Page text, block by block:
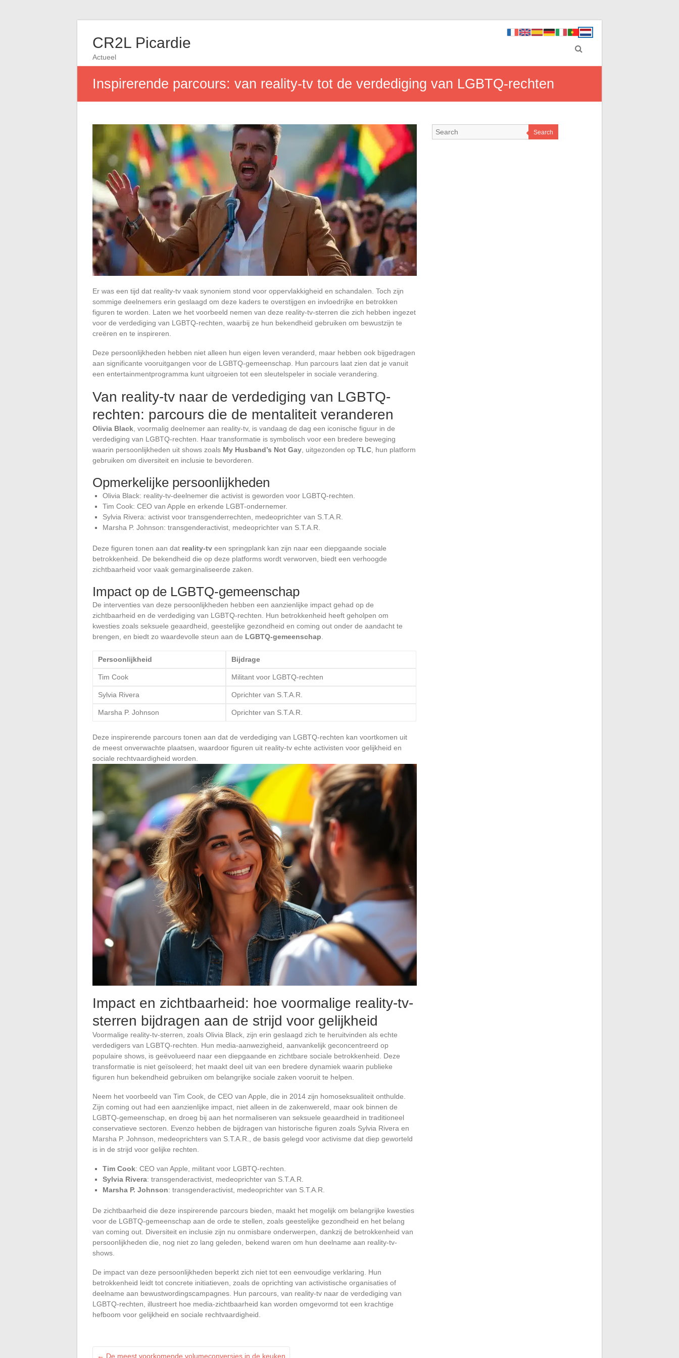
CR2L Picardie
Actueel
Inspirerende parcours: van reality-tv tot de verdediging van LGBTQ-rechten
Er was een tijd dat reality-tv vaak synoniem stond voor oppervlakkigheid en schandalen. Toch zijn
sommige deelnemers erin geslaagd om deze kaders te overstijgen en invloedrijke en betrokken
figuren te worden. Laten we het voorbeeld nemen van deze reality-tv-sterren die zich hebben ingezet
voor de verdediging van LGBTQ-rechten, waarbij ze hun bekendheid gebruiken om bewustzijn te
creëren en te inspireren.
Deze persoonlijkheden hebben niet alleen hun eigen leven veranderd, maar hebben ook bijgedragen
aan significante vooruitgangen voor de LGBTQ-gemeenschap. Hun parcours laat zien dat je vanuit
een entertainmentprogramma kunt uitgroeien tot een sleutelspeler in sociale verandering.
Van reality-tv naar de verdediging van LGBTQ-
rechten: parcours die de mentaliteit veranderen
Olivia Black , voormalig deelnemer aan reality-tv, is vandaag de dag een iconische figuur in de
verdediging van LGBTQ-rechten. Haar transformatie is symbolisch voor een bredere beweging
waarin persoonlijkheden uit shows zoals My Husband’s Not Gay , uitgezonden op TLC , hun platform
gebruiken om diversiteit en inclusie te bevorderen.
Opmerkelijke persoonlijkheden
Olivia Black: reality-tv-deelnemer die activist is geworden voor LGBTQ-rechten.
Tim Cook: CEO van Apple en erkende LGBT-ondernemer.
Sylvia Rivera: activist voor transgenderrechten, medeoprichter van S.T.A.R.
Marsha P. Johnson: transgenderactivist, medeoprichter van S.T.A.R.
Deze figuren tonen aan dat reality-tv een springplank kan zijn naar een diepgaande sociale
betrokkenheid. De bekendheid die op deze platforms wordt verworven, biedt een verhoogde
zichtbaarheid voor vaak gemarginaliseerde zaken.
Impact op de LGBTQ-gemeenschap
De interventies van deze persoonlijkheden hebben een aanzienlijke impact gehad op de
zichtbaarheid en de verdediging van LGBTQ-rechten. Hun betrokkenheid heeft geholpen om
kwesties zoals seksuele geaardheid, geestelijke gezondheid en coming out onder de aandacht te
brengen, en biedt zo waardevolle steun aan de LGBTQ-gemeenschap
Persoonlijkheid Bijdrage
Tim Cook Militant voor LGBTQ-rechten
Sylvia Rivera Oprichter van S.T.A.R.
Marsha P. Johnson Oprichter van S.T.A.R.
Deze inspirerende parcours tonen aan dat de verdediging van LGBTQ-rechten kan voortkomen uit
de meest onverwachte plaatsen, waardoor figuren uit reality-tv echte activisten voor gelijkheid en
sociale rechtvaardigheid worden.
Impact en zichtbaarheid: hoe voormalige reality-tv-
sterren bijdragen aan de strijd voor gelijkheid
Voormalige reality-tv-sterren, zoals Olivia Black, zijn erin geslaagd zich te heruitvinden als echte
verdedigers van LGBTQ-rechten. Hun media-aanwezigheid, aanvankelijk geconcentreerd op
populaire shows, is geëvolueerd naar een diepgaande en zichtbare sociale betrokkenheid. Deze
transformatie is niet geïsoleerd; het maakt deel uit van een bredere dynamiek waarin publieke
figuren hun bekendheid gebruiken om belangrijke sociale zaken vooruit te helpen.
Neem het voorbeeld van Tim Cook, de CEO van Apple, die in 2014 zijn homoseksualiteit onthulde.
Zijn coming out had een aanzienlijke impact, niet alleen in de zakenwereld, maar ook binnen de
LGBTQ-gemeenschap, en droeg bij aan het normaliseren van seksuele geaardheid in traditioneel
conservatieve sectoren. Evenzo hebben de bijdragen van historische figuren zoals Sylvia Rivera en
Marsha P. Johnson, medeoprichters van S.T.A.R., de basis gelegd voor activisme dat diep geworteld
is in de strijd voor gelijke rechten.
Tim Cook: CEO van Apple, militant voor LGBTQ-rechten.
Sylvia Rivera: transgenderactivist, medeoprichter van S.T.A.R.
Marsha P. Johnson: transgenderactivist, medeoprichter van S.T.A.R.
De zichtbaarheid die deze inspirerende parcours bieden, maakt het mogelijk om belangrijke kwesties
voor de LGBTQ-gemeenschap aan de orde te stellen, zoals geestelijke gezondheid en het belang
van coming out. Diversiteit en inclusie zijn nu onmisbare onderwerpen, dankzij de betrokkenheid van
persoonlijkheden die, nog niet zo lang geleden, bekend waren om hun deelname aan reality-tv-
shows.
De impact van deze persoonlijkheden beperkt zich niet tot een eenvoudige verklaring. Hun
betrokkenheid leidt tot concrete initiatieven, zoals de oprichting van activistische organisaties of
deelname aan bewustwordingscampagnes. Hun parcours, van reality-tv naar de verdediging van
LGBTQ-rechten, illustreert hoe media-zichtbaarheid kan worden omgevormd tot een krachtige
hefboom voor gelijkheid en sociale rechtvaardigheid.
← De meest voorkomende volumeconversies in de keuken
Search